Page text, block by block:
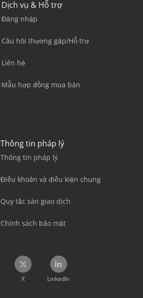
Dịch vụ & Hỗ trợ
Đăng nhập
Câu hỏi thường gặp/Hỗ trợ
Liên hệ
Mẫu hợp đồng mua bán
Thông tin pháp lý
Thông tin pháp lý
Điều khoản và điều kiện chung
Quy tắc sàn giao dịch
Chính sách bảo mật
X LinkedIn